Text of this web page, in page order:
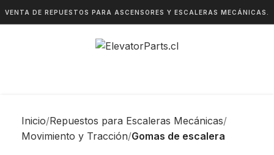
VENTA DE REPUESTOS PARA ASCENSORES Y ESCALERAS MECÁNICAS.
Inicio Repuestos para Escaleras Mecánicas
Movimiento y Tracción Gomas de escalera